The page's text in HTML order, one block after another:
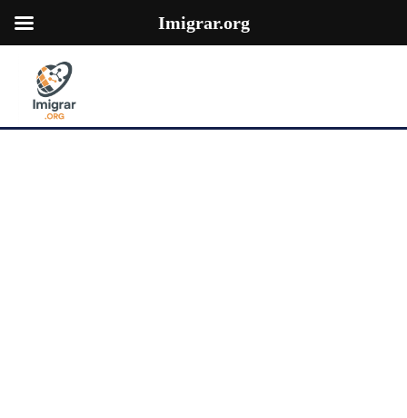
Imigrar.org